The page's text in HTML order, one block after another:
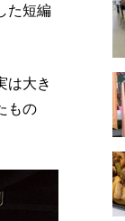
た短編
は大き
もの